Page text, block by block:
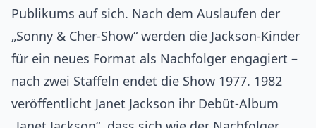
Publikums auf sich. Nach dem Auslaufen der
„Sonny & Cher-Show“ werden die Jackson-Kinder
für ein neues Format als Nachfolger engagiert –
nach zwei Staffeln endet die Show 1977. 1982
veröffentlicht Janet Jackson ihr Debüt-Album